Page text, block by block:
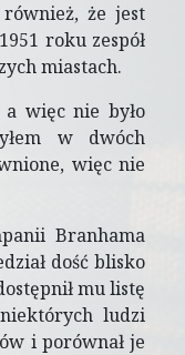
że jest
roku zespół
miastach.
więc nie było
w dwóch
więc nie
Branhama
dość blisko
mu listę
ludzi
i porównał je